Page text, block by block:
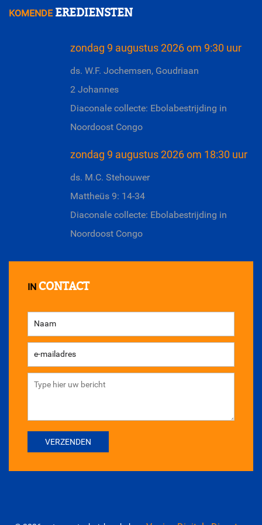
KOMENDEEREDIENSTEN
zondag 9 augustus 2026 om 9:30 uur
ds. W.F. Jochemsen, Goudriaan
2 Johannes
Diaconale collecte: Ebolabestrijding in
Noordoost Congo
zondag 9 augustus 2026 om 18:30 uur
ds. M.C. Stehouwer
Mattheüs 9: 14-34
Diaconale collecte: Ebolabestrijding in
Noordoost Congo
IN CONTACT